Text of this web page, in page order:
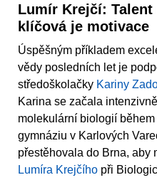
Lumír Krejčí: Talent
klíčová je motivace
Úspěšným příkladem
vědy posledních let je
středoškolačky Kariny
Karina se začala
molekulární biologií
gymnáziu v Karlových
přestěhovala do Brna, aby
Lumíra Krejčího při